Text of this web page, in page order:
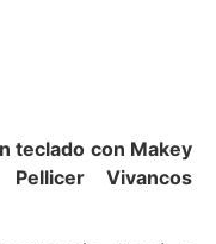
teclado con Makey
Vivancos